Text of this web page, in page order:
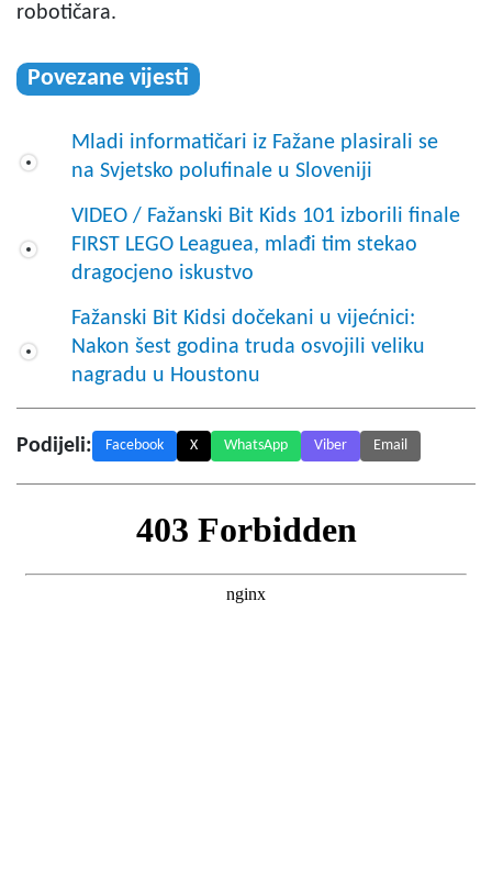
robotičara.
Povezane vijesti
Mladi informatičari iz Fažane plasirali se
na Svjetsko polufinale u Sloveniji
VIDEO / Fažanski Bit Kids 101 izborili finale
FIRST LEGO Leaguea, mlađi tim stekao
dragocjeno iskustvo
Fažanski Bit Kidsi dočekani u vijećnici:
Nakon šest godina truda osvojili veliku
nagradu u Houstonu
Podijeli: Facebook X WhatsApp Viber Email